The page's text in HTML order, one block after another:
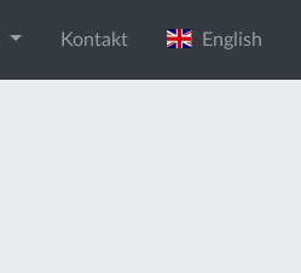
Kontakt English